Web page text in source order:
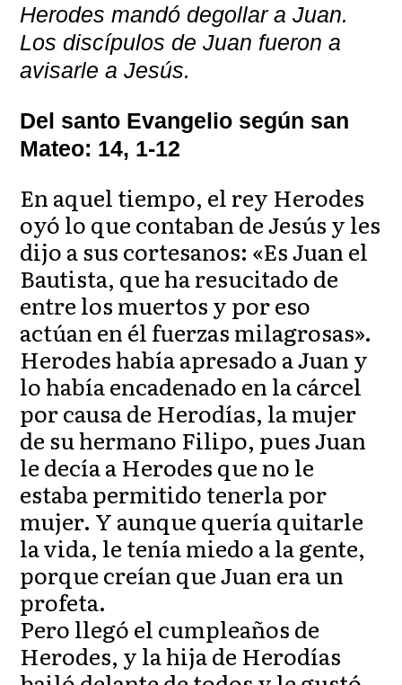
Herodes mandó degollar a Juan.
Los discípulos de Juan fueron a
avisarle a Jesús.
Del santo Evangelio según san
Mateo: 14, 1-12
En aquel tiempo, el rey Herodes
oyó lo que contaban de Jesús y les
dijo a sus cortesanos: «Es Juan el
Bautista, que ha resucitado de
entre los muertos y por eso
actúan en él fuerzas milagrosas».
Herodes había apresado a Juan y
lo había encadenado en la cárcel
por causa de Herodías, la mujer
de su hermano Filipo, pues Juan
le decía a Herodes que no le
estaba permitido tenerla por
mujer. Y aunque quería quitarle
la vida, le tenía miedo a la gente,
porque creían que Juan era un
profeta.
Pero llegó el cumpleaños de
Herodes, y la hija de Herodías